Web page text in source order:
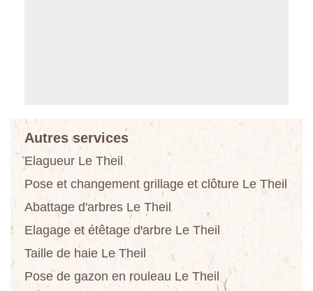
Autres services
Elagueur Le Theil
Pose et changement grillage et clôture Le Theil
Abattage d'arbres Le Theil
Elagage et étêtage d'arbre Le Theil
Taille de haie Le Theil
Pose de gazon en rouleau Le Theil